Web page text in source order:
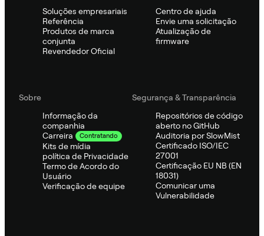
Soluções empresariais
Referência
Produtos de marca
conjunta
Revendedor Oficial
Centro de ajuda
Envie uma solicitação
Atualização de
firmware
Sobre
Informação da
companhia
Carreira
Contratando
Kits de mídia
política de Privacidade
Termo de Acordo do
Usuário
Verificação de equipe
Segurança & Transparência
Repositórios de código
aberto no GitHub
Auditoria por SlowMist
Certificado ISO/IEC
27001
Certificação EU NB (EN
18031)
Comunicar uma
Vulnerabilidade